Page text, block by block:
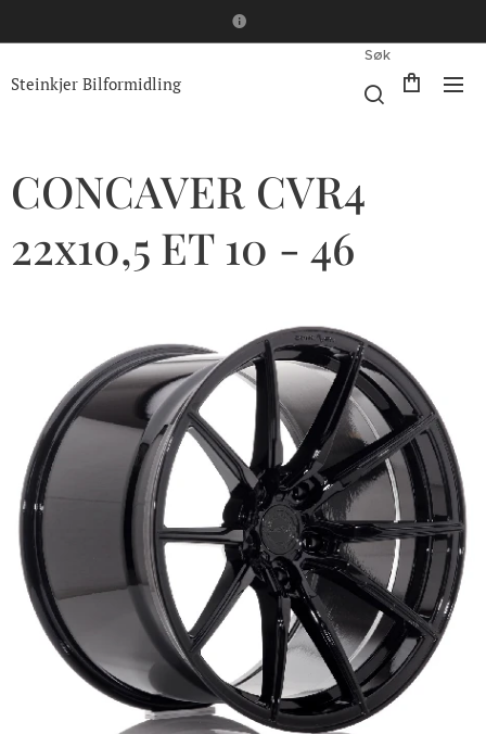
Steinkjer Bilformidling
Søk
CONCAVER CVR4
22x10,5 ET 10 - 46